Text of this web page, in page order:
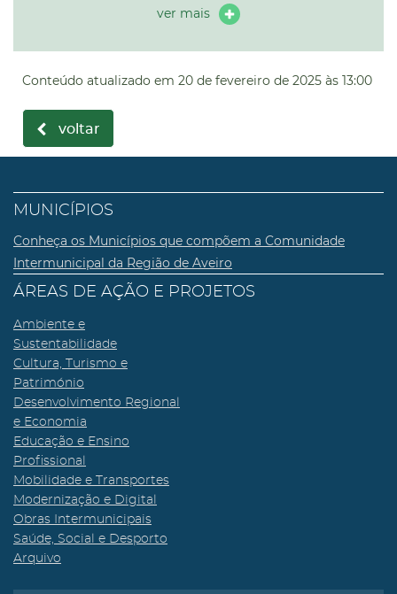
ver mais
Conteúdo atualizado em 20 de fevereiro de 2025 às 13:00
voltar
MUNICÍPIOS
Conheça os Municípios que compõem a Comunidade
Intermunicipal da Região de Aveiro
ÁREAS DE AÇÃO E PROJETOS
Ambiente e
Sustentabilidade
Cultura, Turismo e
Património
Desenvolvimento Regional
e Economia
Educação e Ensino
Profissional
Mobilidade e Transportes
Modernização e Digital
Obras Intermunicipais
Saúde, Social e Desporto
Arquivo